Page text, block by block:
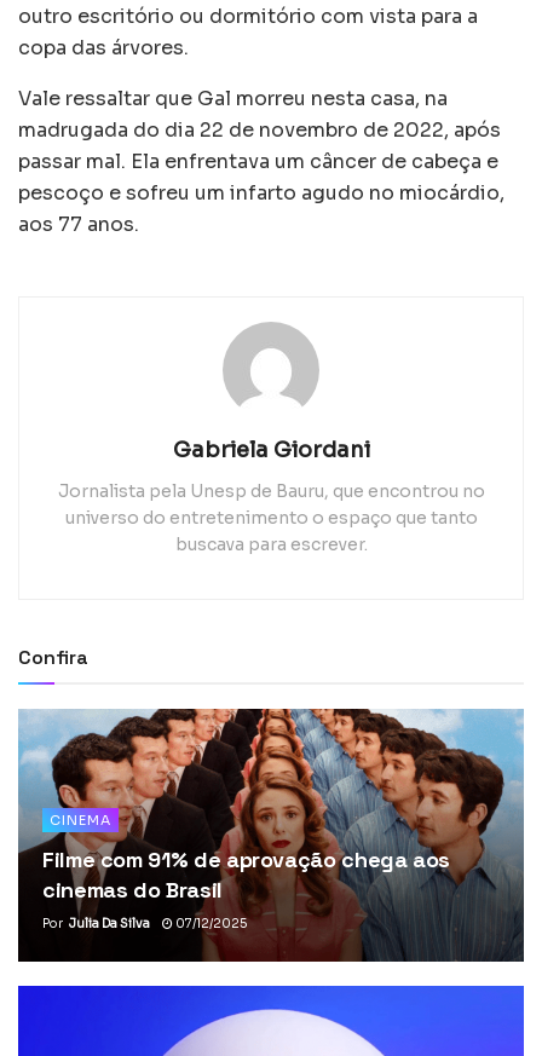
outro escritório ou dormitório com vista para a
copa das árvores.
Vale ressaltar que Gal morreu nesta casa, na
madrugada do dia 22 de novembro de 2022, após
passar mal. Ela enfrentava um câncer de cabeça e
pescoço e sofreu um infarto agudo no miocárdio,
aos 77 anos.
Gabriela Giordani
Jornalista pela Unesp de Bauru, que encontrou no
universo do entretenimento o espaço que tanto
buscava para escrever.
Confira
CINEMA
Filme com 91% de aprovação chega aos
cinemas do Brasil
Por Julia Da Silva 07/12/2025